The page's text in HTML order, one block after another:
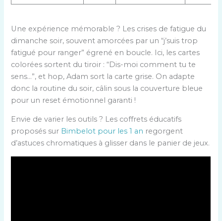
Une expérience mémorable ? Les crises de fatigue du
dimanche soir, souvent amorcées par un “j’suis trop
fatigué pour ranger” égrené en boucle. Ici, les cartes
colorées sortent du tiroir : “Dis-moi comment tu te
sens…”, et hop, Adam sort la carte grise. On adapte
donc la routine du soir, câlin sous la couverture bleue
pour un reset émotionnel garanti !
Envie de varier les outils ? Les coffrets éducatifs
proposés sur Bimbelot pour les 1 an regorgent
d’astuces chromatiques à glisser dans le panier de jeux.